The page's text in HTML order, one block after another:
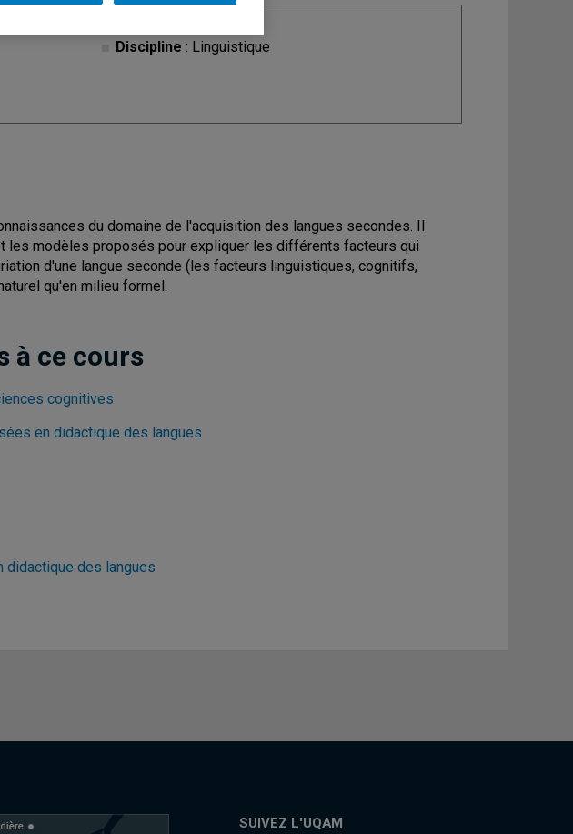
Discipline : Linguistique
du domaine de l'acquisition des langues secondes. Il
les modèles proposés pour expliquer les différents facteurs qui
d'une langue seconde (les facteurs linguistiques, cognitifs,
qu'en milieu formel.
à ce cours
cognitives
en didactique des langues
didactique des langues
SUIVEZ L'UQAM